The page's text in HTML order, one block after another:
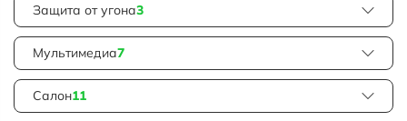
Защита от угона3
Мультимедиа7
Салон11